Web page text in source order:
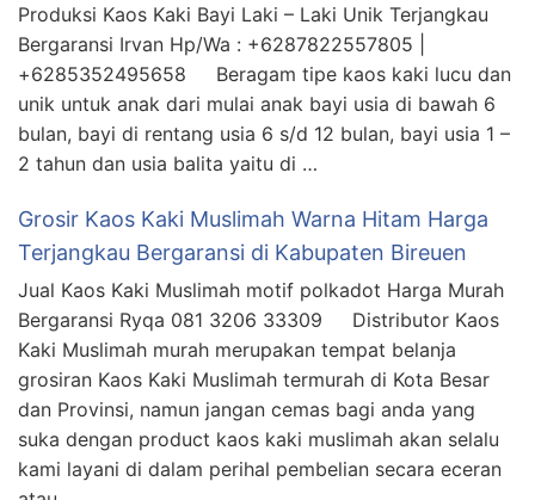
Produksi Kaos Kaki Bayi Laki – Laki Unik Terjangkau
Bergaransi Irvan Hp/Wa : +6287822557805 |
+6285352495658 Beragam tipe kaos kaki lucu dan
unik untuk anak dari mulai anak bayi usia di bawah 6
bulan, bayi di rentang usia 6 s/d 12 bulan, bayi usia 1 –
2 tahun dan usia balita yaitu di …
Grosir Kaos Kaki Muslimah Warna Hitam Harga
Terjangkau Bergaransi di Kabupaten Bireuen
Jual Kaos Kaki Muslimah motif polkadot Harga Murah
Bergaransi Ryqa 081 3206 33309 Distributor Kaos
Kaki Muslimah murah merupakan tempat belanja
grosiran Kaos Kaki Muslimah termurah di Kota Besar
dan Provinsi, namun jangan cemas bagi anda yang
suka dengan product kaos kaki muslimah akan selalu
kami layani di dalam perihal pembelian secara eceran